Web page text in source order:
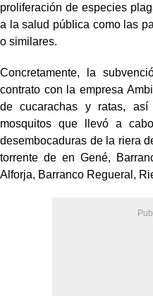
proliferación de especies
a la salud pública como las
o similares.
Concretamente, la
contrato con la empresa
de cucarachas y ratas,
mosquitos que llevó a
desembocaduras de la riera
torrente de en Gené,
Alforja, Barranco Regueral,